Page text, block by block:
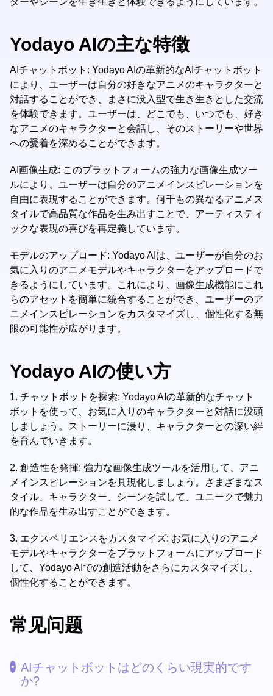
Yodayo AIの主な特徴
AIチャットボット: Yodayo AIの革新的なAIチャットボット
により、ユーザーは自分の好きなアニメのキャラクターと
対話することができ、まさに没入型で生き生きとした交流
を体験できます。ユーザーは、どこでも、いつでも、好き
なアニメのキャラクターと会話し、そのストーリーや世界
への愛着を深めることができます。
AI画像生成: このプラットフォームの強力な画像生成ツー
ルにより、ユーザーは自分のアニメインスピレーションを
自由に表現することができます。何千もの異なるアニメス
タイルで高品質な作品を生み出すことで、アーティスティ
ックな表現の喜びを再定義しています。
モデルのアップロード: Yodayo AIは、ユーザーが自分のお
気に入りのアニメモデルやキャラクターをアップロードで
きるようにしています。これにより、画像生成機能にこれ
らのアセットを簡単に統合することができ、ユーザーのア
ニメインスピレーションをカスタマイズし、個性化する無
限の可能性が広がります。
Yodayo AIの使い方
1. チャットボットを探索: Yodayo AIの革新的なチャット
ボットを使って、お気に入りのキャラクターと対話に没頭
しましょう。ストーリーに浸り、キャラクターとの深い絆
を育んでいきます。
2. 創造性を発揮: 強力な画像生成ツールを活用して、アニ
メインスピレーションを具現化しましょう。さまざまなス
タイル、キャラクター、シーンを試して、ユニークで魅力
的な作品を生み出すことができます。
3. エクスペリエンスをカスタマイズ: お気に入りのアニメ
モデルやキャラクターをプラットフォームにアップロード
して、Yodayo AIでの創造活動をさらにカスタマイズし、
個性化することができます。
常见问题
AIチャットボットはどのくらい現実的です
か?